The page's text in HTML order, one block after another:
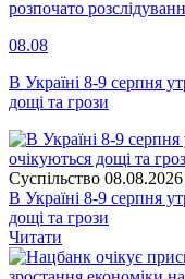
розпочато
08.08
В Україні 8-9 серпня
дощі та грози
Суспiльство
В Україні 8-9 серпня
дощі та грози
Читати